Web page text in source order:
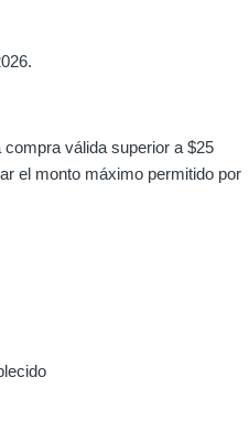
válida superior a $25
el monto máximo permitido por